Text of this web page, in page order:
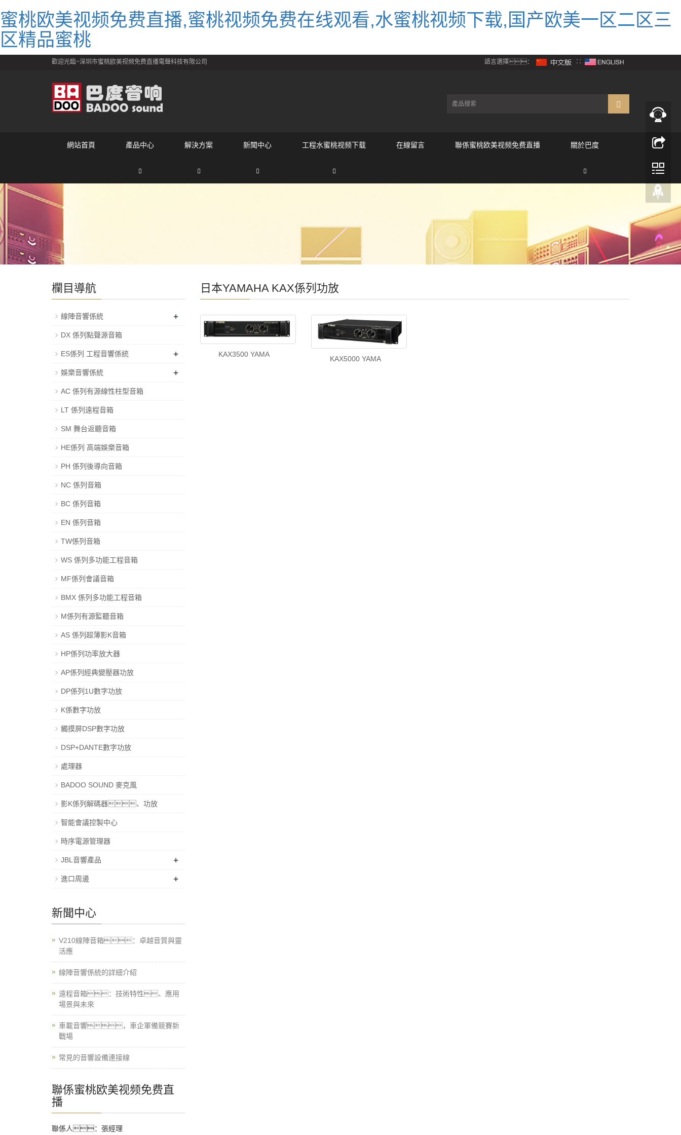
蜜桃欧美视频免费直播,蜜桃视频免费在线观看,水蜜桃视频下载,国产欧美一区二区三
区精品蜜桃
歡迎光臨~深圳市蜜桃欧美视频免费直播電聲科技有限公司 語言選擇： ∷
網站首頁 產品中心 解決方案 新聞中心 工程水蜜桃视频下载 在線留言 聯係蜜桃欧美视频免费直播 關於巴度
日本YAMAHA KAX係列功放
KAX3500 YAMA
KAX5000 YAMA
欄目導航
線陣音響係統 +
DX 係列點聲源音箱
ES係列 工程音響係統 +
娛樂音響係統 +
AC 係列有源線性柱型音箱
LT 係列遠程音箱
SM 舞台返聽音箱
HE係列 高端娛樂音箱
PH 係列後導向音箱
NC 係列音箱
BC 係列音箱
EN 係列音箱
TW係列音箱
WS 係列多功能工程音箱
MF係列會議音箱
BMX 係列多功能工程音箱
M係列有源監聽音箱
AS 係列超薄影K音箱
HP係列功率放大器
AP係列經典變壓器功放
DP係列1U數字功放
K係數字功放
觸摸屏DSP數字功放
DSP+DANTE數字功放
處理器
BADOO SOUND 麥克風
影K係列解碼器、功放
智能會議控製中心
時序電源管理器
JBL音響產品 +
進口周邊 +
新聞中心
V210線陣音箱：卓越音質與靈
活應
線陣音響係統的詳細介紹
遠程音箱：技術特性、應用
場景與未來
車載音響，車企軍備競賽新
戰場
常見的音響設備連接線
聯係蜜桃欧美视频免费直
播
聯係人：張經理